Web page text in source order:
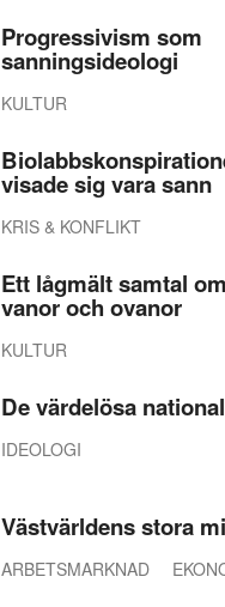
Progressivism som
sanningsideologi
KULTUR
visade sig vara sann
KRIS & KONFLIKT
Ett lågmält samtal
vanor och ovanor
KULTUR
De värdelösa
IDEOLOGI
Västvärldens stora
ARBETSMARKNAD